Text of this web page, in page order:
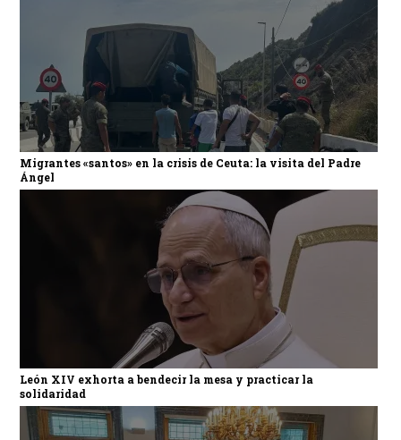
Migrantes «santos» en la crisis de Ceuta: la visita del Padre
Ángel
León XIV exhorta a bendecir la mesa y practicar la
solidaridad